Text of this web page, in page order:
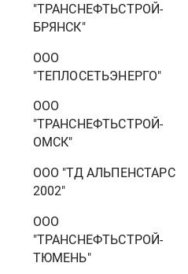
"ТРАНСНЕФТЬСТРОЙ-
БРЯНСК"
ООО
"ТЕПЛОСЕТЬЭНЕРГО"
ООО
"ТРАНСНЕФТЬСТРОЙ-
ОМСК"
ООО "ТД АЛЬПЕНСТАРС
2002"
ООО
"ТРАНСНЕФТЬСТРОЙ-
ТЮМЕНЬ"